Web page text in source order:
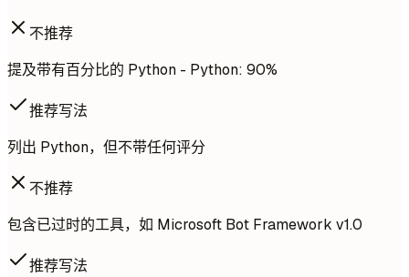
不推荐
提及带有百分比的 Python - Python: 90%
推荐写法
列出 Python，但不带任何评分
不推荐
包含已过时的工具，如 Microsoft Bot Framework v1.0
推荐写法